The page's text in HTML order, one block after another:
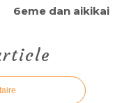
6eme dan aikikai